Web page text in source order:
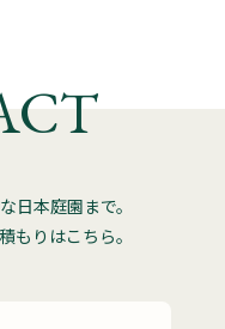
日本庭園まで。
もりはこちら。